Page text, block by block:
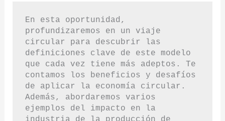
En esta oportunidad,
profundizaremos en un viaje
circular para descubrir las
definiciones clave de este modelo
que cada vez tiene más adeptos. Te
contamos los beneficios y desafíos
de aplicar la economía circular.
Además, abordaremos varios
ejemplos del impacto en la